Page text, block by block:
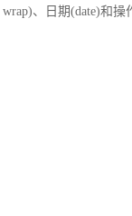
wrap)、日期(date)和操